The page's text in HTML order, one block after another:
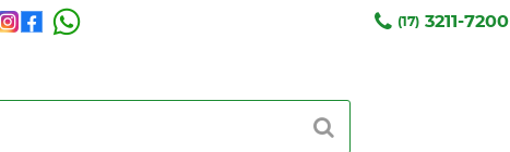
(17)3211-7200